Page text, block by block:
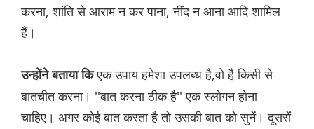
करना, शांति से आराम न कर पाना, नींद न आना आदि शामिल
हैं।
उन्होंने बताया किएक उपाय हमेशा उपलब्ध है,वो है किसी से
बातचीत करना। ''बात करना ठीक है'' एक स्लोगन होना
चाहिए। अगर कोई बात करता है तो उसकी बात को सुनें। दूसरों